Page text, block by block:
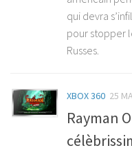
qui devra
pour stopper
Russes.
XBOX 360 25
Rayman